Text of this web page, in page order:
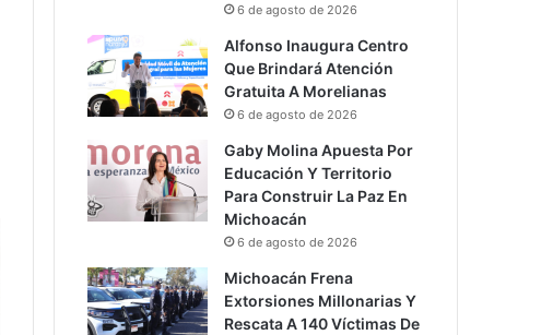
6 de agosto de 2026
Alfonso Inaugura Centro
Que Brindará Atención
Gratuita A Morelianas
6 de agosto de 2026
Gaby Molina Apuesta Por
Educación Y Territorio
Para Construir La Paz En
Michoacán
6 de agosto de 2026
Michoacán Frena
Extorsiones Millonarias Y
Rescata A 140 Víctimas De